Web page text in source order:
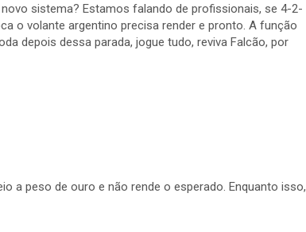
sistema? Estamos falando de profissionais, se 4-2-
o volante argentino precisa render e pronto. A função
depois dessa parada, jogue tudo, reviva Falcão, por
a peso de ouro e não rende o esperado. Enquanto isso,